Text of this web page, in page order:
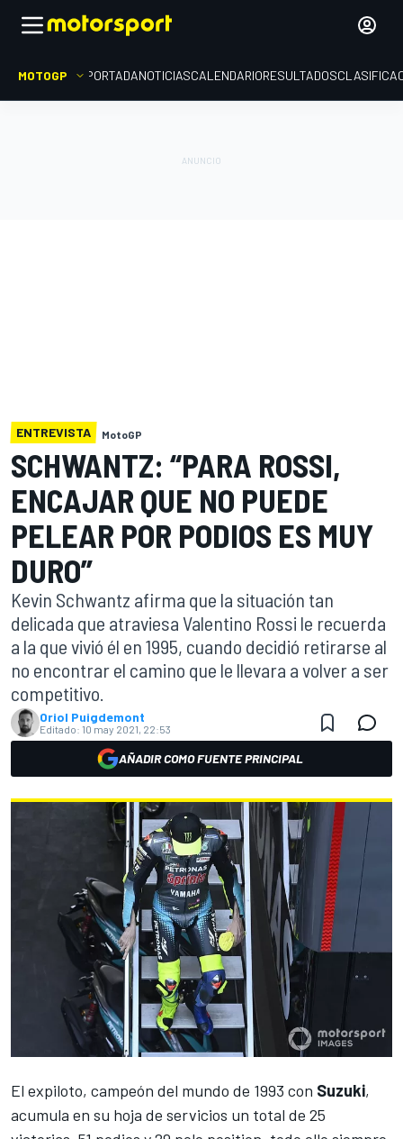
MOTOGP PORTADANOTICIASCALENDARIORESULTADOS
ENTREVISTA MotoGP
SCHWANTZ: “PARA ROSSI,
ENCAJAR QUE NO PUEDE
PELEAR POR PODIOS ES MUY
DURO”
Kevin Schwantz afirma que la situación tan
delicada que atraviesa Valentino Rossi le recuerda
a la que vivió él en 1995, cuando decidió retirarse al
no encontrar el camino que le llevara a volver a ser
competitivo.
Oriol Puigdemont
Editado: 10 may 2021, 22:53
AÑADIR COMO FUENTE PRINCIPAL
El expiloto, campeón del mundo de 1993 con Suzuki,
acumula en su hoja de servicios un total de 25